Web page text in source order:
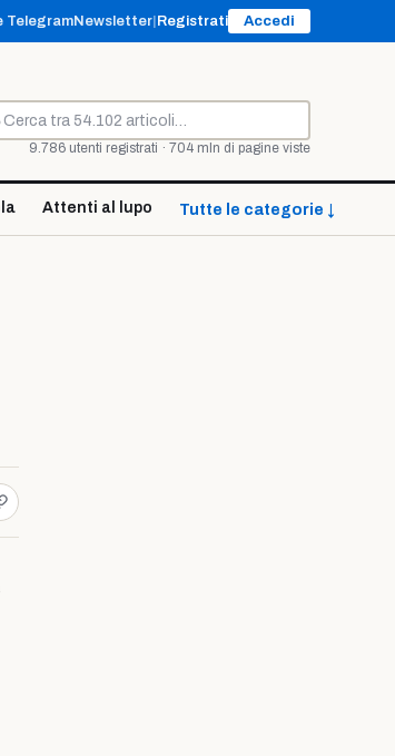
TelegramNewsletter Registrati Accedi
9.786 utenti registrati · 704 mln di pagine viste
Attenti al lupo Tutte le categorie ↓